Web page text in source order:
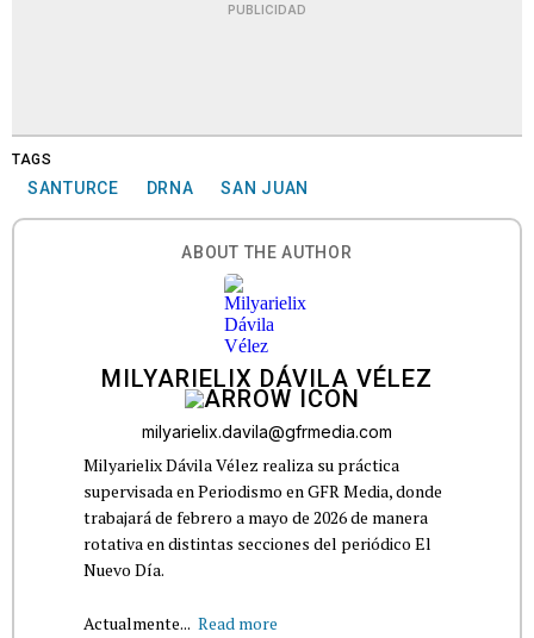
PUBLICIDAD
TAGS
SANTURCE DRNA SAN JUAN
ABOUT THE AUTHOR
MILYARIELIX DÁVILA VÉLEZ
milyarielix.davila@gfrmedia.com
Milyarielix Dávila Vélez realiza su práctica
supervisada en Periodismo en GFR Media, donde
trabajará de febrero a mayo de 2026 de manera
rotativa en distintas secciones del periódico El
Nuevo Día.
Actualmente... Read more